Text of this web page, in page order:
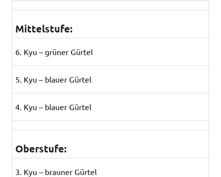
Mittelstufe:
6. Kyu – grüner Gürtel
5. Kyu – blauer Gürtel
4. Kyu – blauer Gürtel
Oberstufe:
3. Kyu – brauner Gürtel